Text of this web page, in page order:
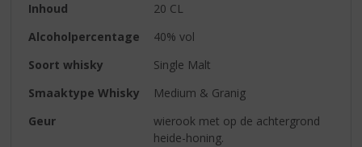
Inhoud
20 CL
Alcoholpercentage
40% vol
Soort whisky
Single Malt
Smaaktype Whisky
Medium & Granig
Geur
wierook met op de achtergrond
heide-honing.